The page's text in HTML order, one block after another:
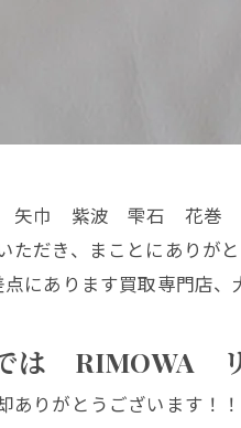
巾 紫波 雫石 花巻
ただき、まことにありがと
にあります買取専門店、
は RIMOWA
ありがとうございます！